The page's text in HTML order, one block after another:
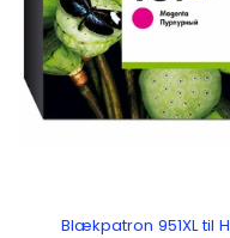
Blækpatron 951XL til